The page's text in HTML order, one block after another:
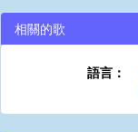
相關的歌
語言：